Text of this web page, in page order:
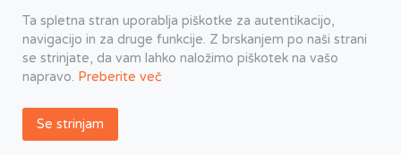
Ta spletna stran uporablja piškotke za autentikacijo,
navigacijo in za druge funkcije. Z brskanjem po naši strani
se strinjate, da vam lahko naložimo piškotek na vašo
napravo. Preberite več
Se strinjam